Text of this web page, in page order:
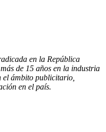
en la República
de 15 años en la industria
el ámbito publicitario,
en el país.